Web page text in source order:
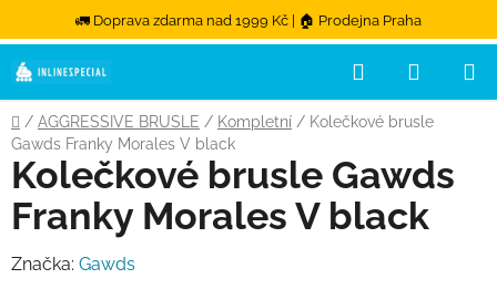
🚛 Doprava zdarma nad 1999 Kč | 🏠 Prodejna Praha
Přejít na obsah
Hledat
Domů
/ AGGRESSIVE BRUSLE / Kompletní / Kolečkové brusle
Gawds Franky Morales V black
Kolečkové brusle Gawds
Franky Morales V black
Značka: Gawds